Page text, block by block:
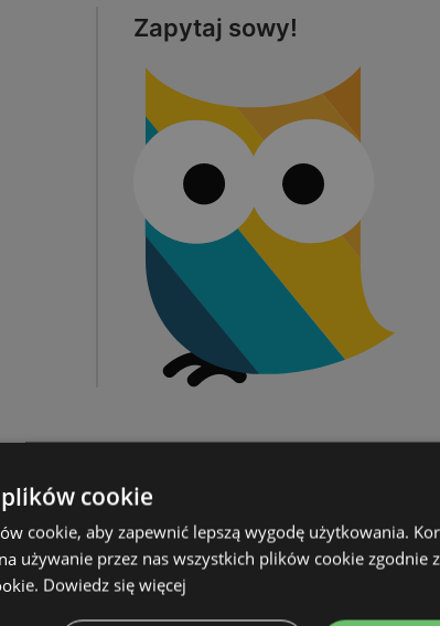
Zapytaj sowy!
cookie
cookie, aby zapewnić lepszą wygodę użytkowania.
używanie przez nas wszystkich plików cookie zgodnie
Dowiedz się więcej